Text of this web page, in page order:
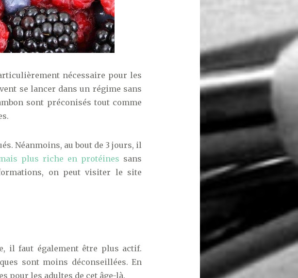
nécessaire pour les
se lancer dans un régime sans
sont préconisés tout comme
Néanmoins, au bout de 3 jours, il
plus riche en protéines sans
on peut visiter le site
il faut également être plus actif.
sont moins déconseillées. En
pour les adultes de cet âge-là.